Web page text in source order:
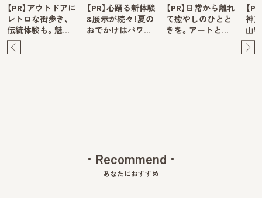
【PR】アウトドアに
レトロな街歩き、
伝統体験も。魅…
【PR】心踊る新体験
&展示が続々！夏の
おでかけはパワ…
【PR】日常から離れ
て癒やしのひとと
きを。アートと…
【
神
山
Recommend
あなたにおすすめ